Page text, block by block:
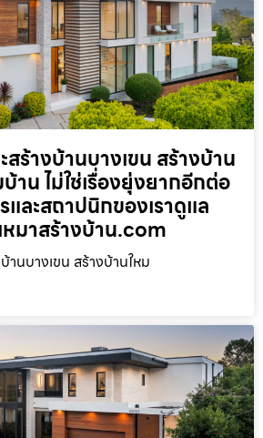
ร้างบ้านบางเขน สร้างบ้าน
าน ไม่ใช่เรื่องยุ่งยากอีกต่อ
และสถาปนิกของเราดูแล
มาสร้างบ้าน.com
นบางเขน สร้างบ้านใหม